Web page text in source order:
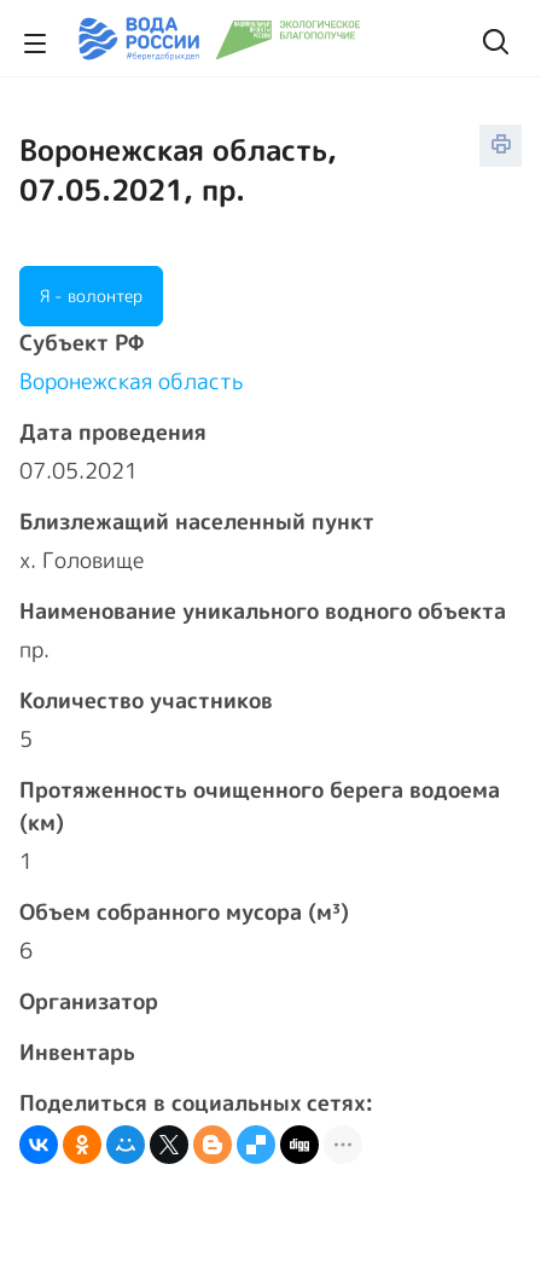
Воронежская область,
07.05.2021, пр.
Я - волонтер
Cубъект РФ
Воронежская область
Дата проведения
07.05.2021
Близлежащий населенный пункт
х. Головище
Наименование уникального водного объекта
пр.
Количество участников
5
Протяженность очищенного берега водоема
(км)
1
Объем собранного мусора (м³)
6
Организатор
Инвентарь
Поделиться в социальных сетях: